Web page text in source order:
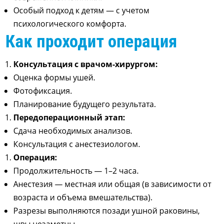
Особый подход к детям — с учетом
психологического комфорта.
Как проходит операция
Консультация с врачом-хирургом:
Оценка формы ушей.
Фотофиксация.
Планирование будущего результата.
Передоперационный этап:
Сдача необходимых анализов.
Консультация с анестезиологом.
Операция:
Продолжительность — 1–2 часа.
Анестезия — местная или общая (в зависимости от
возраста и объема вмешательства).
Разрезы выполняются позади ушной раковины,